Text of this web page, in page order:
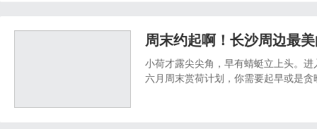
周末约起啊！长沙周边最
小荷才露尖尖角，早有蜻蜓立上头。
六月周末赏荷计划，你需要起早或是